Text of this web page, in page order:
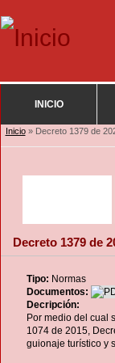
INICIO
Se encuentra
Inicio» Decreto 1379 de
Decreto 1379 de
Tipo: Normas
Documentos:
Decripción:
Por medio del cual
1074 de 2015,
guionaje turístico y